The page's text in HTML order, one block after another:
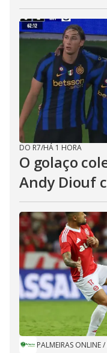
DO R7/HÁ 1 HORA
O golaço
Andy Diouf
PALMEIRAS ONLINE/